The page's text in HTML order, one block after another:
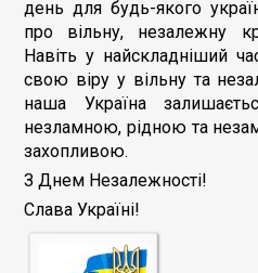
день для будь-якого
про вільну, незалежну
Навіть у найскладніший
свою віру у вільну та
наша Україна
незламною, рідною та
захопливою.
З Днем Незалежності!
Слава Україні!